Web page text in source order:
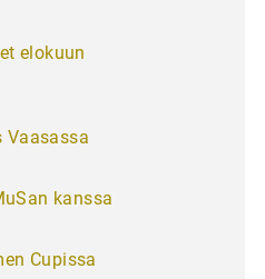
elokuun
Vaasassa
kanssa
Cupissa